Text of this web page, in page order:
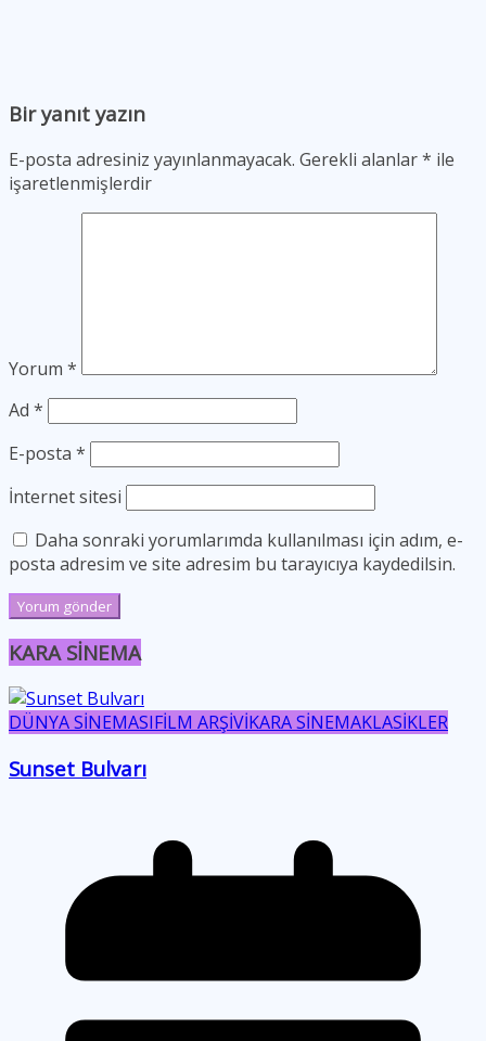
Bir yanıt yazın
E-posta adresiniz yayınlanmayacak. Gerekli alanlar* ile
işaretlenmişlerdir
Yorum *
Ad *
E-posta *
İnternet sitesi
Daha sonraki yorumlarımda kullanılması için adım, e-
posta adresim ve site adresim bu tarayıcıya kaydedilsin.
KARA SİNEMA
DÜNYA SİNEMASIFİLM ARŞİVİKARA SİNEMAKLASİKLER
Sunset Bulvarı